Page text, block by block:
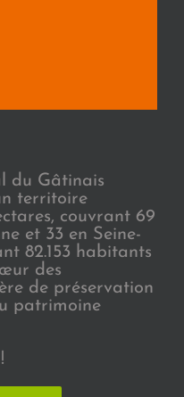
du Gâtinais
territoire
couvrant 69
et 33 en Seine-
82.153 habitants
des
de préservation
patrimoine